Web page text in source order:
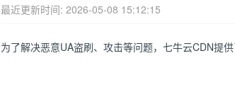
最近更新时间: 2026-05-08 15:12:15
为了解决恶意UA盗刷、攻击等问题，七牛云CDN提